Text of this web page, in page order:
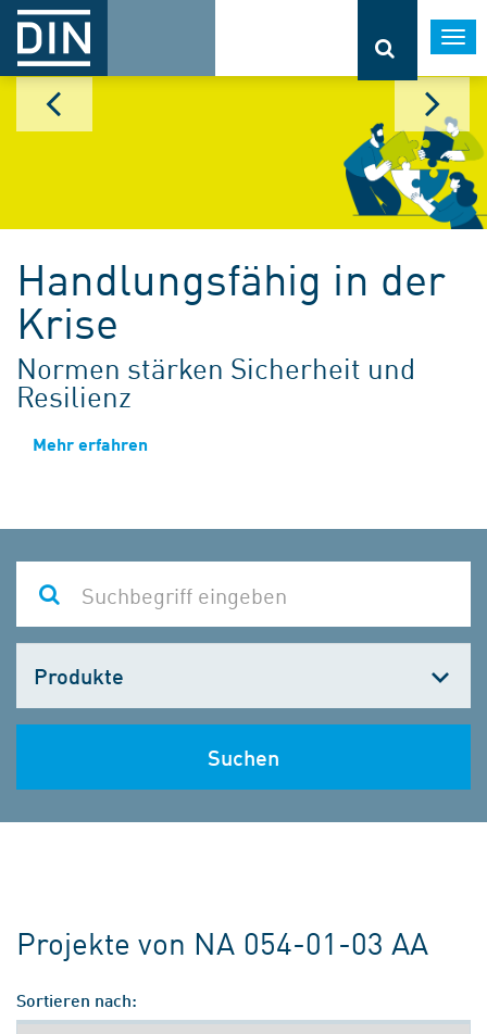
Handlungsfähig in der
Krise
Normen stärken Sicherheit und
Resilienz
Mehr erfahren
wählen
Suchen
Projekte von NA 054-01-03 AA
Sortieren nach: